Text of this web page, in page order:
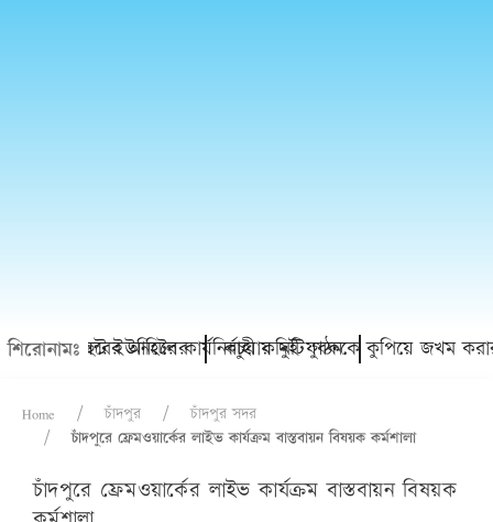
শিরোনামঃ
৬ বছরের আহিলের কচুয়ায় দুই যুবককে কুপিয়ে জখম করার
ক্রিসেন্ট ইউনিটের কার্যনির্বাহী কমিটি গঠন
Home চাঁদপুর
চাঁদপুর সদর
চাঁদপুরে ফ্রেমওয়ার্কের লাইভ কার্যক্রম বাস্তবায়ন বিষয়ক কর্মশালা
চাঁদপুরে ফ্রেমওয়ার্কের লাইভ কার্যক্রম বাস্তবায়ন বিষয়ক